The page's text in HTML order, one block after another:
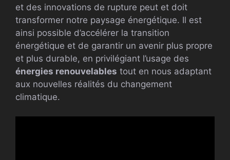
et des innovations de rupture peut et doit
transformer notre paysage énergétique. Il est
ainsi possible d’accélérer la transition
énergétique et de garantir un avenir plus propre
et plus durable, en privilégiant l’usage des
énergies renouvelables tout en nous adaptant
aux nouvelles réalités du changement
climatique.